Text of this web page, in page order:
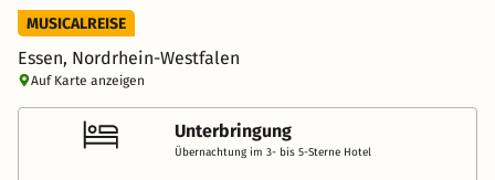
MUSICALREISE
Essen, Nordrhein-Westfalen
Auf Karte anzeigen
Unterbringung
Übernachtung im 3- bis 5-Sterne Hotel